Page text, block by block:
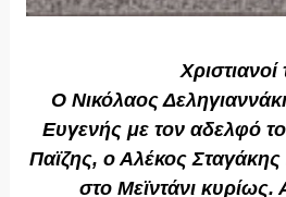
Ο Νικόλαος
Ευγενής με τον αδελφό
Παϊζης, ο Αλέκος Σταγάκης
στο Μεϊντάνι κυρίως.